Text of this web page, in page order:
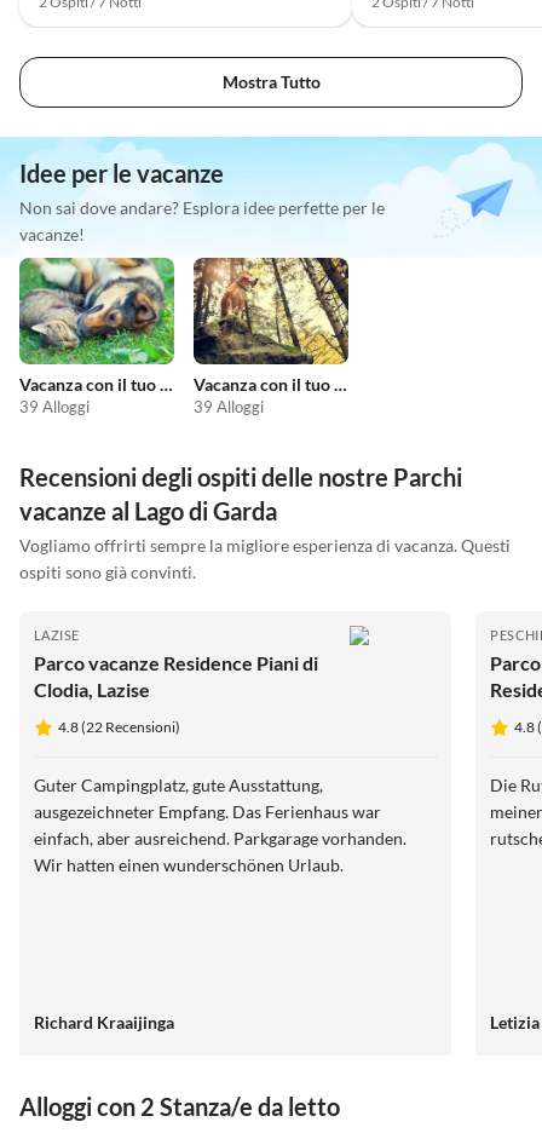
Mostra Tutto
Idee per le vacanze
Non sai dove andare? Esplora idee perfette per le
vacanze!
Vacanza con il tuo animale domestico
39 Alloggi
Vacanza con il tuo cane
39 Alloggi
Recensioni degli ospiti delle nostre Parchi
vacanze al Lago di Garda
Vogliamo offrirti sempre la migliore esperienza di vacanza. Questi
ospiti sono già convinti.
LAZISE
Parco vacanze Residence Piani di
Clodia, Lazise
4.8 (22 Recensioni)
Guter Campingplatz, gute Ausstattung,
ausgezeichneter Empfang. Das Ferienhaus war
einfach, aber ausreichend. Parkgarage vorhanden.
Wir hatten einen wunderschönen Urlaub.
Richard Kraaijinga
4.8
Die
Letizia
Alloggi con 2 Stanza/e da letto